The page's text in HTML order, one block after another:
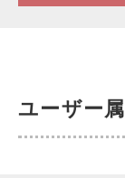
ユーザー